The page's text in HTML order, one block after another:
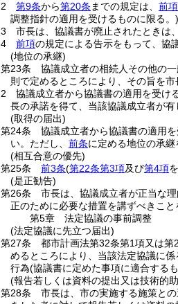
2
第9条から第20条 までの規定は、 前項
調整指針の適用を受けるものに限る。)
3
市長は、協議書が廃止されたときは
4
前項の規定による告示をもって、協
(地位の承継)
第23条
協議成立者の相続人その他の
則で定めるところにより、その旨を市
2
協議成立者から協議書の適用を受け
長の承諾を得て、当該協議成立者が
(取得の届出)
第24条
協議成立者から協議書の適用
い。 ただし、 前条に定める地位の承継
(相互合意の優先)
第25条
前3条(第22条第3項及び第4項
(是正勧告)
第26条
市長は、協議成立者が正当な
正のために必要な措置を講ずべきこと
第5章
法定協議の事前調整
(法定協議に先立つ届出)
第27条
都市計画法第32条第1項又は第
めるところにより、当該法定協議に
行為(協議書に定めた事項に適合する
(報告若しくは資料の提出又は技術的
第28条
市長は、市の実施する施策と